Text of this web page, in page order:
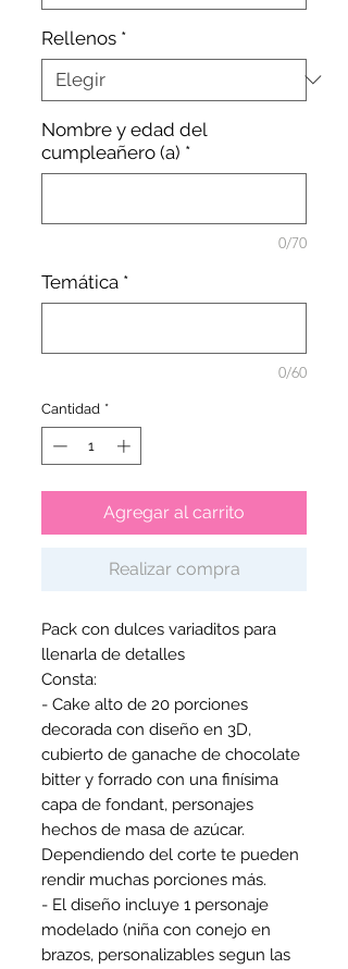
Rellenos *
Nombre y edad del
cumpleañero (a) *
0/70
Temática *
0/60
Cantidad *
Agregar al carrito
Realizar compra
Pack con dulces variaditos para
llenarla de detalles
Consta:
- Cake alto de 20 porciones
decorada con diseño en 3D,
cubierto de ganache de chocolate
bitter y forrado con una finísima
capa de fondant, personajes
hechos de masa de azúcar.
Dependiendo del corte te pueden
rendir muchas porciones más.
- El diseño incluye 1 personaje
modelado (niña con conejo en
brazos, personalizables segun las